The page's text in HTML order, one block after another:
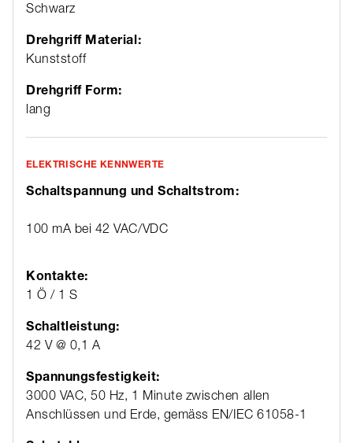
Schwarz
Drehgriff Material:
Kunststoff
Drehgriff Form:
lang
ELEKTRISCHE KENNWERTE
Schaltspannung und Schaltstrom:
100 mA bei 42 VAC/VDC
Kontakte:
1 Ö / 1 S
Schaltleistung:
42 V @ 0,1 A
Spannungsfestigkeit:
3000 VAC, 50 Hz, 1 Minute zwischen allen
Anschlüssen und Erde, gemäss EN/IEC 61058-1